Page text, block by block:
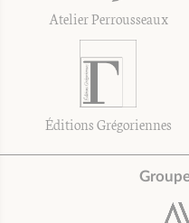
Atelier Perrousseaux
Éditions Grégoriennes